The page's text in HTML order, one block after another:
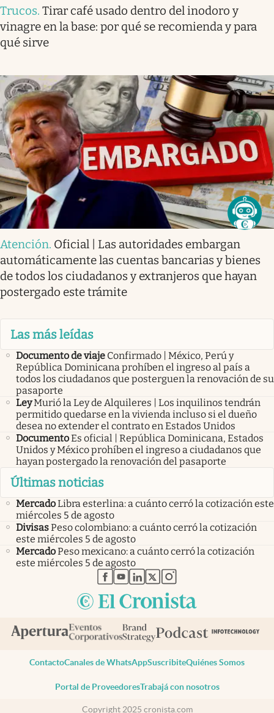
Trucos. Tirar café usado dentro del inodoro y
vinagre en la base: por qué se recomienda y para
qué sirve
Atención. Oficial | Las autoridades embargan
automáticamente las cuentas bancarias y bienes
de todos los ciudadanos y extranjeros que hayan
postergado este trámite
Las más leídas
Documento de viaje Confirmado | México, Perú y
República Dominicana prohíben el ingreso al país a
todos los ciudadanos que posterguen la renovación de su
pasaporte
LeyMurió la Ley de Alquileres | Los inquilinos tendrán
permitido quedarse en la vivienda incluso si el dueño
desea no extender el contrato en Estados Unidos
DocumentoEs oficial | República Dominicana, Estados
Unidos y México prohíben el ingreso a ciudadanos que
hayan postergado la renovación del pasaporte
Últimas noticias
MercadoLibra esterlina: a cuánto cerró la cotización este
miércoles 5 de agosto
DivisasPeso colombiano: a cuánto cerró la cotización
este miércoles 5 de agosto
MercadoPeso mexicano: a cuánto cerró la cotización
este miércoles 5 de agosto
abre en nueva pestaña
abre en nueva pestaña
abre en nueva pestaña
abre en nueva pestaña
abre en nueva pestaña
ContactoCanales de WhatsAppSuscribiteQuiénes Somos
Portal de ProveedoresTrabajá con nosotros
Copyright 2025 cronista.com